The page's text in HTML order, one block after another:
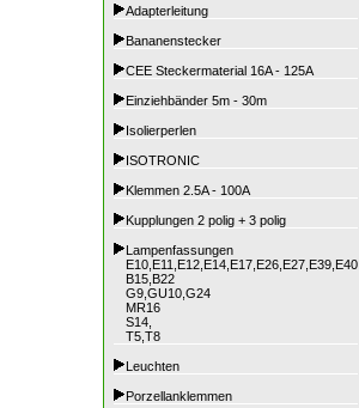
Adapterleitung
Bananenstecker
CEE Steckermaterial 16A - 125A
Einziehbänder 5m - 30m
Isolierperlen
ISOTRONIC
Klemmen 2.5A - 100A
Kupplungen 2 polig + 3 polig
Lampenfassungen
E10,E11,E12,E14,E17,E26,E27,E39,E40
B15,B22
G9,GU10,G24
MR16
S14,
T5,T8
Leuchten
Porzellanklemmen